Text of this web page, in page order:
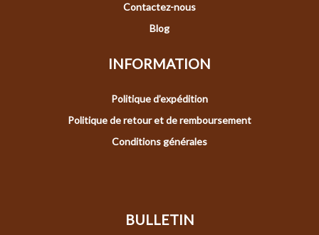
Contactez-nous
Blog
INFORMATION
Politique d’expédition
Politique de retour et de remboursement
Conditions générales
BULLETIN